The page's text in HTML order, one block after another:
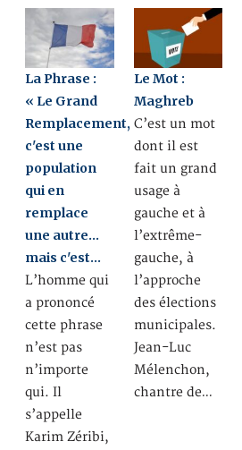
La Phrase :
« Le Grand
Remplacement,
c'est une
population
qui en
remplace
une autre…
mais c'est…
L’homme qui
a prononcé
cette phrase
n’est pas
n’importe
qui. Il
s’appelle
Karim Zéribi,
Le Mot :
Maghreb
C’est un mot
dont il est
fait un grand
usage à
gauche et à
l’extrême-
gauche, à
l’approche
des élections
municipales.
Jean-Luc
Mélenchon,
chantre de…